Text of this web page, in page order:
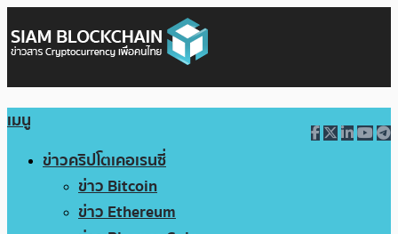
เมนู
ข่าวคริปโตเคอเรนซี่
ข่าว Bitcoin
ข่าว Ethereum